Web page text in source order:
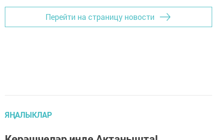
Перейти на страницу новости
ЯҢАЛЫКЛАР